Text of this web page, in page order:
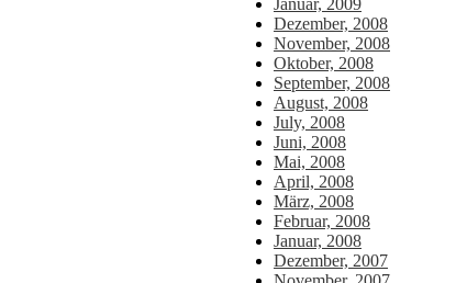
Januar, 2009
Dezember, 2008
November, 2008
Oktober, 2008
September, 2008
August, 2008
July, 2008
Juni, 2008
Mai, 2008
April, 2008
März, 2008
Februar, 2008
Januar, 2008
Dezember, 2007